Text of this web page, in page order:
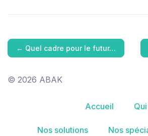
← Quel cadre pour le futur…
© 2026 ABAK
Accueil
Nos solutions Nos